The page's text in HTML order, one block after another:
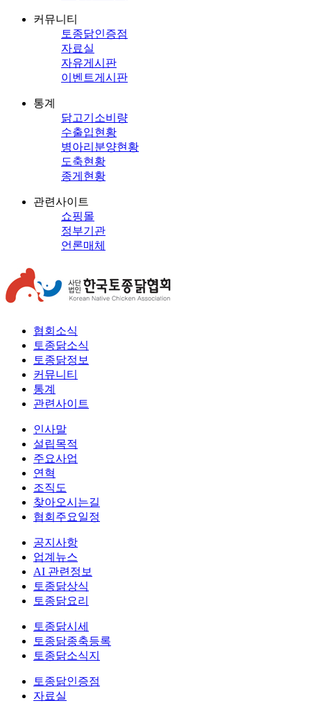
커뮤니티
토종닭인증점
자료실
자유게시판
이벤트게시판
통계
닭고기소비량
수출입현황
병아리분양현황
도축현황
종게현황
관련사이트
쇼핑몰
정부기관
언론매체
협회소식
토종닭소식
토종닭정보
커뮤니티
통계
관련사이트
인사말
설립목적
주요사업
연혁
조직도
찾아오시는길
협회주요일정
공지사항
업계뉴스
AI 관련정보
토종닭상식
토종닭요리
토종닭시세
토종닭종축등록
토종닭소식지
토종닭인증점
자료실